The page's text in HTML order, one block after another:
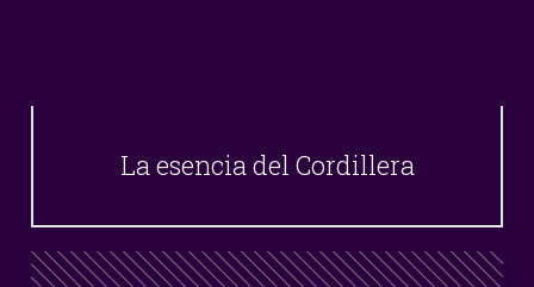
La esencia del Cordillera